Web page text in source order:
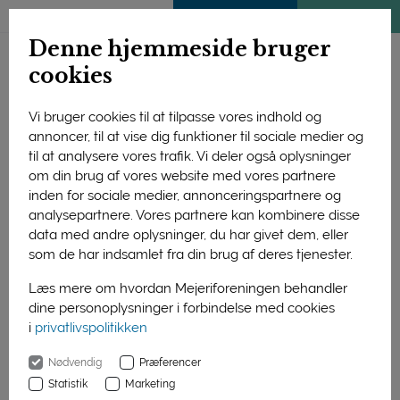
Denne hjemmeside bruger
cookies
Vi bruger cookies til at tilpasse vores indhold og
annoncer, til at vise dig funktioner til sociale medier og
til at analysere vores trafik. Vi deler også oplysninger
om din brug af vores website med vores partnere
inden for sociale medier, annonceringspartnere og
analysepartnere. Vores partnere kan kombinere disse
data med andre oplysninger, du har givet dem, eller
som de har indsamlet fra din brug af deres tjenester.
Læs mere om hvordan Mejeriforeningen behandler
dine personoplysninger i forbindelse med cookies
i privatlivspolitikken
Nødvendig
Præferencer
Statistik
Marketing
01. januar 2016